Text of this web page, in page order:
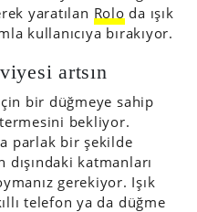
yaratılan Rolo da ışık
kullanıcıya bırakıyor.
artsın
bir düğmeye sahip
bekliyor.
parlak bir şekilde
dışındaki katmanları
gerekiyor. Işık
telefon ya da düğme